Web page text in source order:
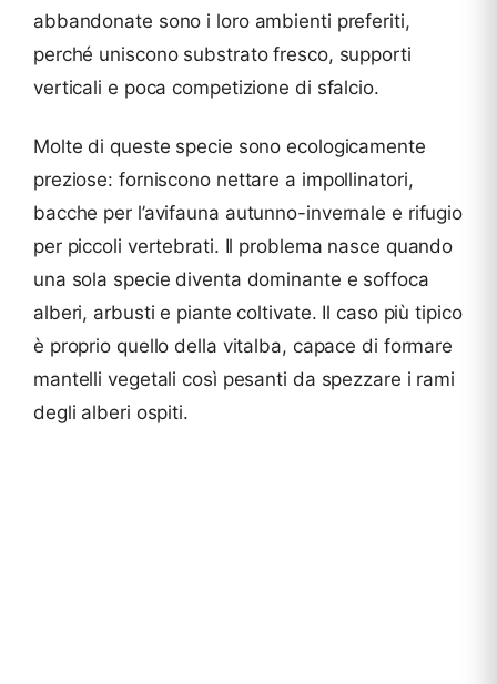
abbandonate sono i loro ambienti preferiti,
perché uniscono substrato fresco, supporti
verticali e poca competizione di sfalcio.
Molte di queste specie sono ecologicamente
preziose: forniscono nettare a impollinatori,
bacche per l’avifauna autunno-invernale e rifugio
per piccoli vertebrati. Il problema nasce quando
una sola specie diventa dominante e soffoca
alberi, arbusti e piante coltivate. Il caso più tipico
è proprio quello della vitalba, capace di formare
mantelli vegetali così pesanti da spezzare i rami
degli alberi ospiti.